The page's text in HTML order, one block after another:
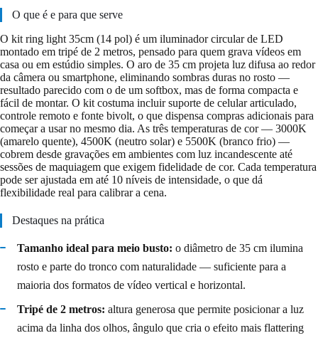
O que é e para que serve
O kit ring light 35cm (14 pol) é um iluminador circular de LED
montado em tripé de 2 metros, pensado para quem grava vídeos em
casa ou em estúdio simples. O aro de 35 cm projeta luz difusa ao redor
da câmera ou smartphone, eliminando sombras duras no rosto —
resultado parecido com o de um softbox, mas de forma compacta e
fácil de montar. O kit costuma incluir suporte de celular articulado,
controle remoto e fonte bivolt, o que dispensa compras adicionais para
começar a usar no mesmo dia. As três temperaturas de cor — 3000K
(amarelo quente), 4500K (neutro solar) e 5500K (branco frio) —
cobrem desde gravações em ambientes com luz incandescente até
sessões de maquiagem que exigem fidelidade de cor. Cada temperatura
pode ser ajustada em até 10 níveis de intensidade, o que dá
flexibilidade real para calibrar a cena.
Destaques na prática
Tamanho ideal para meio busto: o diâmetro de 35 cm ilumina
rosto e parte do tronco com naturalidade — suficiente para a
maioria dos formatos de vídeo vertical e horizontal.
Tripé de 2 metros: altura generosa que permite posicionar a luz
acima da linha dos olhos, ângulo que cria o efeito mais flattering